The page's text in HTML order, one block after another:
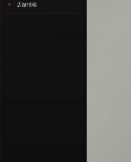
店舗情報